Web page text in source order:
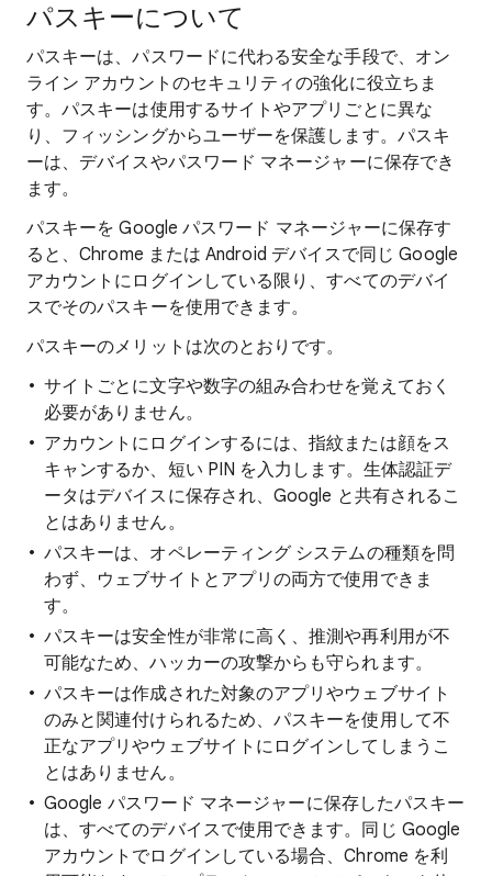
パスキーについて
パスキーは、パスワードに代わる安全な手段で、オン
ライン アカウントのセキュリティの強化に役立ちま
す。パスキーは使用するサイトやアプリごとに異な
り、フィッシングからユーザーを保護します。パスキ
ーは、デバイスやパスワード マネージャーに保存でき
ます。
パスキーを Google パスワード マネージャーに保存す
ると、Chrome または Android デバイスで同じ Google
アカウントにログインしている限り、すべてのデバイ
スでそのパスキーを使用できます。
パスキーのメリットは次のとおりです。
サイトごとに文字や数字の組み合わせを覚えておく
必要がありません。
アカウントにログインするには、指紋または顔をス
キャンするか、短い PIN を入力します。生体認証デ
ータはデバイスに保存され、Google と共有されるこ
とはありません。
パスキーは、オペレーティング システムの種類を問
わず、ウェブサイトとアプリの両方で使用できま
す。
パスキーは安全性が非常に高く、推測や再利用が不
可能なため、ハッカーの攻撃からも守られます。
パスキーは作成された対象のアプリやウェブサイト
のみと関連付けられるため、パスキーを使用して不
正なアプリやウェブサイトにログインしてしまうこ
とはありません。
Google パスワード マネージャーに保存したパスキー
は、すべてのデバイスで使用できます。同じ Google
アカウントでログインしている場合、Chrome を利